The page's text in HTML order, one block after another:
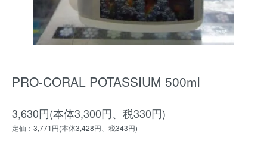
PRO-CORAL POTASSIUM 500ml
3,630円(本体3,300円、税330円)
定価：3,771円(本体3,428円、税343円)